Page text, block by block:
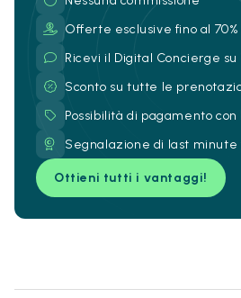
Offerte esclusive fino al 70%
Ricevi il Digital Concierge su
Sconto su tutte le
Possibilità di pagamento con
Segnalazione di last minute
Ottieni tutti i vantaggi!